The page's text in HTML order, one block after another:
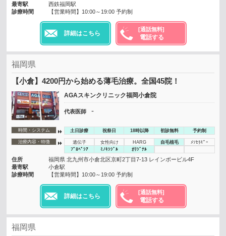
最寄駅
西鉄福岡駅
診療時間
【営業時間】10:00～19:00 予約制
詳細はこちら
[通話無料]
電話する
福岡県
【小倉】4200円から始める薄毛治療。全国45院！
AGAスキンクリニック福岡小倉院
代表医師 -
時間・システム 土日診療 祝祭日 18時以降 初診無料 予約制
治療内容・特徴 遺伝子 女性向け HARG 自毛植毛
ﾒｿｾﾗﾋﾟｰ
ﾌﾟﾛﾍﾟｼｱ
ﾐﾉｷｼｼﾞﾙ ｵﾘｼﾞﾅﾙ
住所
福岡県 北九州市小倉北区京町2丁目7-13 レインボービル4F
最寄駅
小倉駅
診療時間
【営業時間】10:00～19:00 予約制
詳細はこちら
[通話無料]
電話する
福岡県